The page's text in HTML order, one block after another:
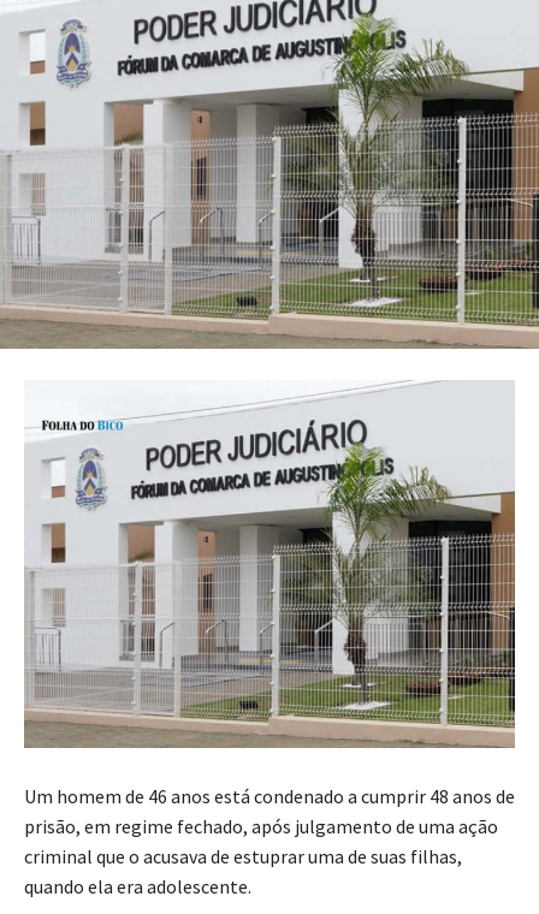
Um homem de 46 anos está condenado a cumprir 48 anos de
prisão, em regime fechado, após julgamento de uma ação
criminal que o acusava de estuprar uma de suas filhas,
quando ela era adolescente.